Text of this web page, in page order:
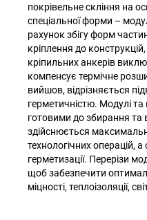
покрівельне скління на
спеціальної форми –
рахунок збігу форм
кріплення до
кріпильних анкерів
компенсує термічне
вийшов, відрізняється
герметичністю. Модулі
готовими до збирання
здійснюється
технологічних операцій,
герметизації. Перерізи
щоб забезпечити
міцності, теплоізоляції,